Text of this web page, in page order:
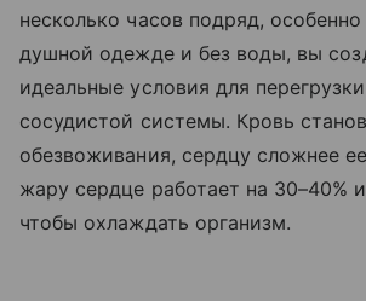
несколько часов подряд,
душной одежде и без воды, вы
идеальные условия для
сосудистой системы. Кровь
обезвоживания, сердцу сложнее
жару сердце работает на 30–40%
чтобы охлаждать организм.